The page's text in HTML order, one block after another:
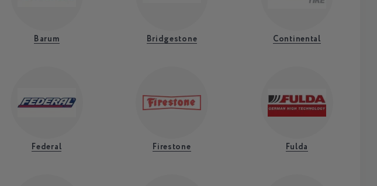
Barum Bridgestone Continental
Federal Firestone Fulda